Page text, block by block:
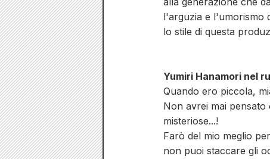
l'arguzia e l'umorismo
lo stile di questa
Yumiri Hanamori nel
Quando ero piccola,
Non avrei mai
misteriose...!
Farò del mio meglio
non puoi staccare gli